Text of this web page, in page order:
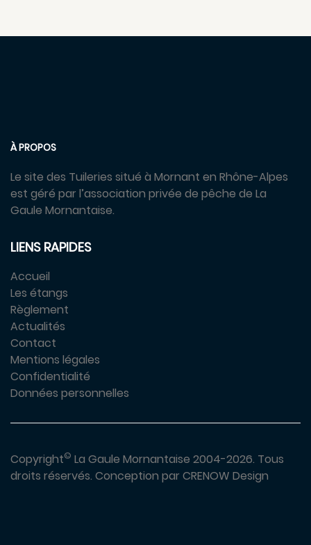
À PROPOS
Le site des Tuileries situé à Mornant en Rhône-Alpes
est géré par l’association privée de pêche de La
Gaule Mornantaise.
LIENS RAPIDES
Accueil
Les étangs
Règlement
Actualités
Contact
Mentions légales
Confidentialité
Données personnelles
Copyright© La Gaule Mornantaise 2004-2026. Tous
droits réservés. Conception par CRENOW Design